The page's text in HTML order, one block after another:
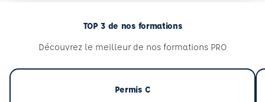
TOP 3 de nos formations
Découvrez le meilleur de nos formations PRO
Permis C